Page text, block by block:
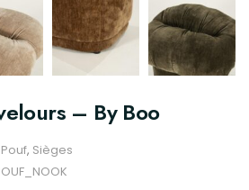
– By Boo
Pouf, Sièges